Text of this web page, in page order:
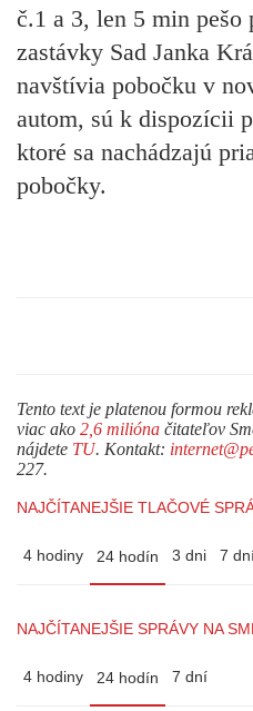
č.1 a 3, len 5 min pešo
zastávky Sad Janka
navštívia pobočku v
autom, sú k dispozícii
ktoré sa nachádzajú
pobočky.
Tento text je platenou formou
viac ako 2,6 milióna čitateľov
nájdete TU. Kontakt:
227.
NAJČÍTANEJŠIE TLAČOVÉ
4 hodiny 24 hodín 3 dni 7
NAJČÍTANEJŠIE SPRÁVY NA
4 hodiny 24 hodín 7 dní